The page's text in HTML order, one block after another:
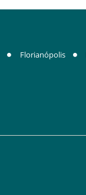
Florianópolis